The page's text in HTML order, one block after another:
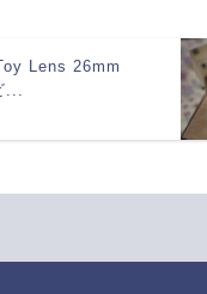
Lens 26mm
...